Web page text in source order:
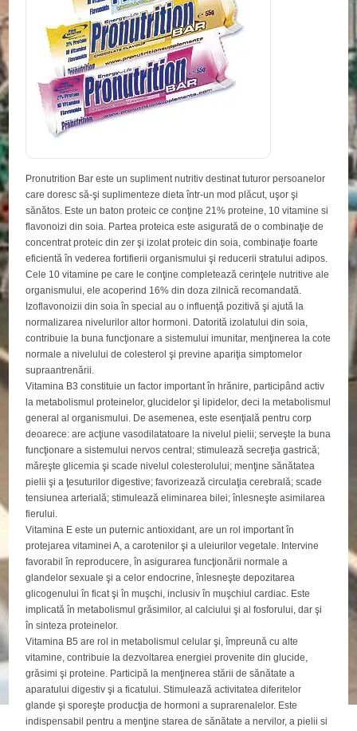
Pronutrition Bar este un supliment nutritiv destinat tuturor persoanelor
care doresc să-şi suplimenteze dieta într-un mod plăcut, uşor şi
sănătos. Este un baton proteic ce conţine 21% proteine, 10 vitamine si
flavonoizi din soia. Partea proteica este asigurată de o combinaţie de
concentrat proteic din zer şi izolat proteic din soia, combinaţie foarte
eficientă în vederea fortifierii organismului şi reducerii stratului adipos.
Cele 10 vitamine pe care le conţine completează cerinţele nutritive ale
organismului, ele acoperind 16% din doza zilnică recomandată.
Izoflavonoizii din soia în special au o influenţă pozitivă şi ajută la
normalizarea nivelurilor altor hormoni. Datorită izolatului din soia,
contribuie la buna funcţionare a sistemului imunitar, menţinerea la cote
normale a nivelului de colesterol şi previne apariţia simptomelor
supraantrenării.
Vitamina B3 constituie un factor important în hrănire, participând activ
la metabolismul proteinelor, glucidelor şi lipidelor, deci la metabolismul
general al organismului. De asemenea, este esenţială pentru corp
deoarece: are acţiune vasodilatatoare la nivelul pielii; serveşte la buna
funcţionare a sistemului nervos central; stimulează secreţia gastrică;
măreşte glicemia şi scade nivelul colesterolului; menţine sănătatea
pielii şi a ţesuturilor digestive; favorizează circulaţia cerebrală; scade
tensiunea arterială; stimulează eliminarea bilei; înlesneşte asimilarea
fierului.
Vitamina E este un puternic antioxidant, are un rol important în
protejarea vitaminei A, a carotenilor şi a uleiurilor vegetale. Intervine
favorabil în reproducere, în asigurarea funcţionării normale a
glandelor sexuale şi a celor endocrine, înlesneşte depozitarea
glicogenului în ficat şi în muşchi, inclusiv în muşchiul cardiac. Este
implicată în metabolismul grăsimilor, al calciului şi al fosforului, dar şi
în sinteza proteinelor.
Vitamina B5 are rol in metabolismul celular şi, împreună cu alte
vitamine, contribuie la dezvoltarea energiei provenite din glucide,
grăsimi şi proteine. Participă la menţinerea stării de sănătate a
aparatului digestiv şi a ficatului. Stimulează activitatea diferitelor
glande şi sporeşte producţia de hormoni a suprarenalelor. Este
indispensabil pentru a menţine starea de sănătate a nervilor, a pielii si